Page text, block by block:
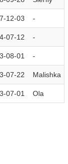
12-03 -
07-12 -
08-01 -
07-22 Malishka
07-01 Ola